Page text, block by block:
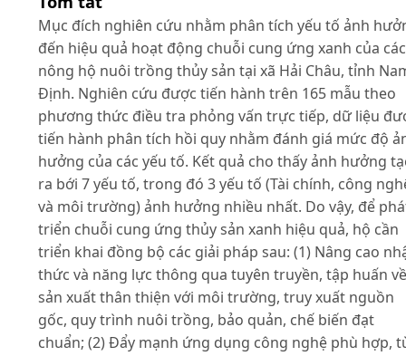
Mục đích nghiên cứu nhằm phân tích yếu tố ảnh
đến hiệu quả hoạt động chuỗi cung ứng xanh của các
nông hộ nuôi trồng thủy sản tại xã Hải Châu, tỉnh
Định. Nghiên cứu được tiến hành trên 165 mẫu theo
phương thức điều tra phỏng vấn trực tiếp, dữ liệu
tiến hành phân tích hồi quy nhằm đánh giá mức độ
hưởng của các yếu tố. Kết quả cho thấy ảnh hưởng
ra bới 7 yếu tố, trong đó 3 yếu tố (Tài chính, công
và môi trường) ảnh hưởng nhiều nhất. Do vậy, để
triển chuỗi cung ứng thủy sản xanh hiệu quả, hộ cần
triển khai đồng bộ các giải pháp sau: (1) Nâng cao
thức và năng lực thông qua tuyên truyền, tập huấn về
sản xuất thân thiện với môi trường, truy xuất nguồn
gốc, quy trình nuôi trồng, bảo quản, chế biến đạt
chuẩn; (2) Đẩy mạnh ứng dụng công nghệ phù hợp,